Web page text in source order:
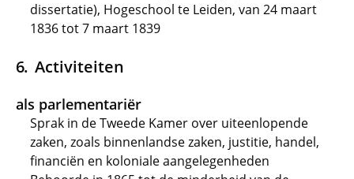
dissertatie), Hogeschool te Leiden, van 24 maart
1836 tot 7 maart 1839
Activiteiten
als parlementariër
Sprak in de Tweede Kamer over uiteenlopende
zaken, zoals binnenlandse zaken, justitie, handel,
financiën en koloniale aangelegenheden